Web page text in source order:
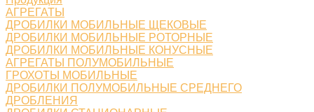
АГРЕГАТЫ
ДРОБИЛКИ МОБИЛЬНЫЕ ЩЕКОВЫЕ
ДРОБИЛКИ МОБИЛЬНЫЕ РОТОРНЫЕ
ДРОБИЛКИ МОБИЛЬНЫЕ КОНУСНЫЕ
АГРЕГАТЫ ПОЛУМОБИЛЬНЫЕ
ГРОХОТЫ МОБИЛЬНЫЕ
ДРОБИЛКИ ПОЛУМОБИЛЬНЫЕ СРЕДНЕГО
ДРОБЛЕНИЯ